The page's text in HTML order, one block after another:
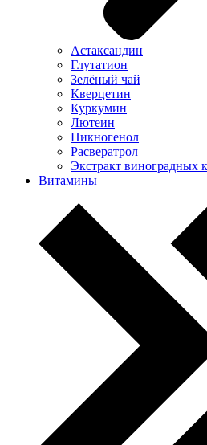
Астаксандин
Глутатион
Зелёный чай
Кверцетин
Куркумин
Лютеин
Пикногенол
Расвератрол
Экстракт виноградных
Витамины